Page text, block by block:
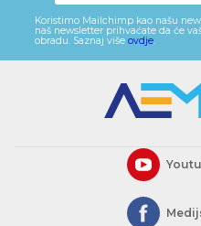
Koristimo Mailchimp kao našu
naš newsletter prihvaćate da će
obradu. Saznaj više ovdje